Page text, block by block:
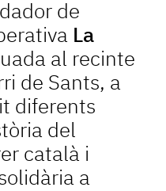
de
La
al recinte
de Sants, a
diferents
del
català i
a